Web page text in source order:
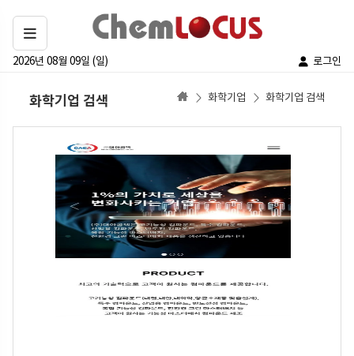
2026년 08월 09일 (일) 로그인
화학기업 검색 화학기업 화학기업 검색